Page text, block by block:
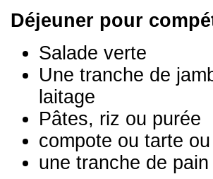
Déjeuner pour
Salade verte
Une tranche de
laitage
Pâtes, riz ou purée
compote ou tarte
une tranche de